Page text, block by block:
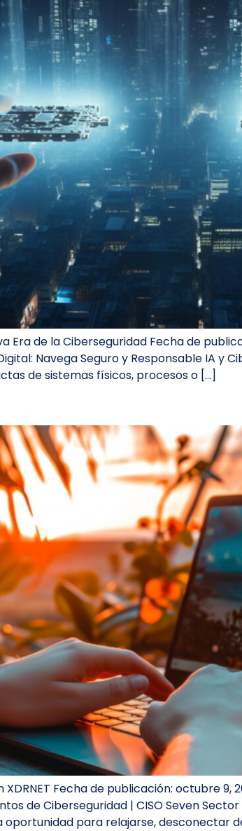
Era de la Ciberseguridad Fecha de
Navega Seguro y Responsable IA y
de sistemas físicos, procesos o […]
Fecha de publicación: octubre
de Ciberseguridad | CISO Seven
para relajarse, desconectar